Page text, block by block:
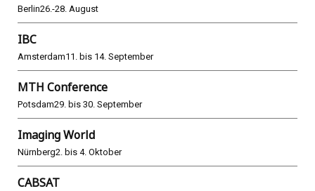
Berlin26.-28. August
IBC
Amsterdam11. bis 14. September
MTH Conference
Potsdam29. bis 30. September
Imaging World
Nürnberg2. bis 4. Oktober
CABSAT